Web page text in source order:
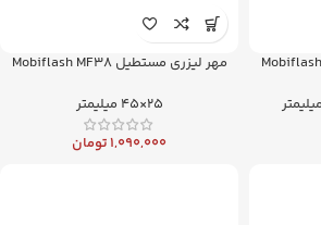
مهر لیزری مستطیل Mobiflash MF38
25×45 میلیمتر
1,090,000تومان